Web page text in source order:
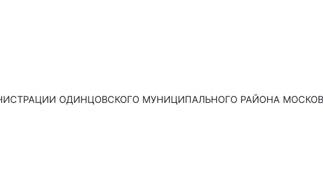
ОДИНЦОВСКОГО МУНИЦИПАЛЬНОГО РАЙОНА